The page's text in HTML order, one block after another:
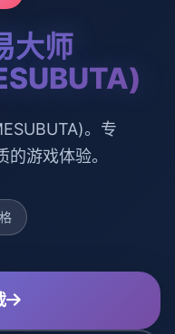
大师
。专
游戏体验。